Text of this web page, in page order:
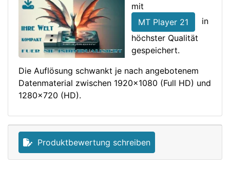
mit
MT Player 21
in
höchster Qualität
gespeichert.
Die Auflösung schwankt je nach angebotenem
Datenmaterial zwischen 1920x1080 (Full HD) und
1280x720 (HD).
Produktbewertung schreiben